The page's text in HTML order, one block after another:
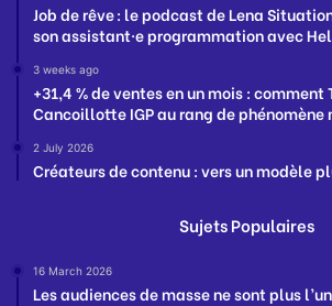
Job de rêve : le podcast de Lena
son assistant·e programmation avec
3 weeks ago
+31,4 % de ventes en un mois :
Cancoillotte IGP au rang de phénomène
2 July 2026
Créateurs de contenu : vers un modèle
Sujets Populaires
16 March 2026
Les audiences de masse ne sont plus